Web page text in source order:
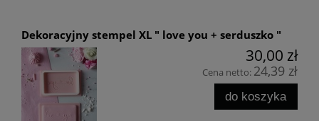
Dekoracyjny stempel XL " love you + serduszko "
30,00 zł
Cena netto: 24,39 zł
do koszyka